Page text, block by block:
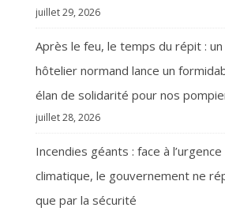
juillet 29, 2026
Après le feu, le temps du répit : un
hôtelier normand lance un
élan de solidarité pour nos
juillet 28, 2026
Incendies géants : face à l’urgence
climatique, le gouvernement ne
que par la sécurité